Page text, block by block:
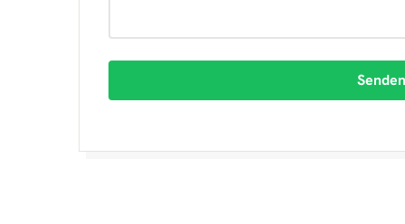
Senden